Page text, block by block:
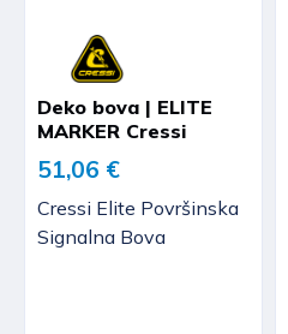
Deko bova | ELITE
MARKER Cressi
51,06 €
Cressi Elite Površinska
Signalna Bova